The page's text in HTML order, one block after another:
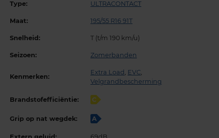
Type: ULTRACONTACT
Maat: 195/55 R16 91T
Snelheid: T (t/m 190 km/u)
Seizoen: Zomerbanden
Kenmerken:
Extra Load EVC
Velgrandbescherming
Brandstofefficiëntie: C
Grip op nat wegdek: A